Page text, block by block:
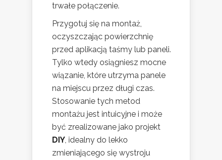
trwałe połączenie.
Przygotuj się na montaż,
oczyszczając powierzchnię
przed aplikacją taśmy lub paneli.
Tylko wtedy osiągniesz mocne
wiązanie, które utrzyma panele
na miejscu przez długi czas.
Stosowanie tych metod
montażu jest intuicyjne i może
być zrealizowane jako projekt
DIY, idealny do lekko
zmieniającego się wystroju